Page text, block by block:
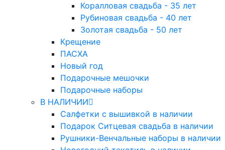
Коралловая свадьба - 35 лет
Рубиновая свадьба - 40 лет
Золотая свадьба - 50 лет
Крещение
ПАСХА
Новый год
Подарочные мешочки
Подарочные наборы
В НАЛИЧИИ
Салфетки с вышивкой в наличии
Подарок Ситцевая свадьба в наличии
Рушники-Венчальные наборы в наличии